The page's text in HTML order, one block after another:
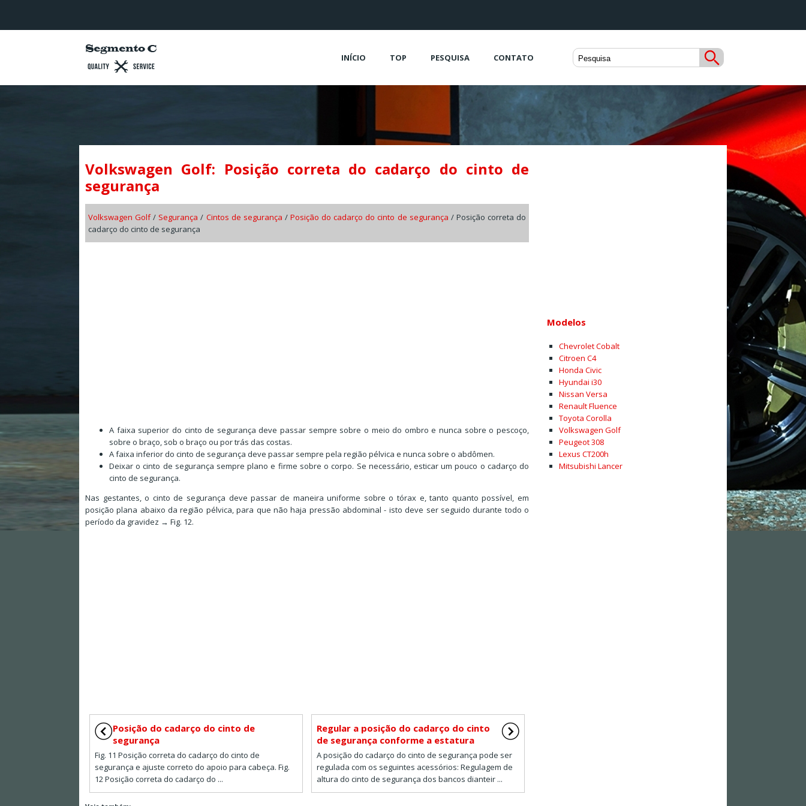
INÍCIO TOP PESQUISA CONTATO
Volkswagen Golf: Posição correta do cadarço do cinto de
segurança
Volkswagen Golf/ Segurança / Cintos de segurança / Posição do cadarço do cinto de segurança / Posição correta do
cadarço do cinto de segurança
A faixa superior do cinto de segurança deve passar sempre sobre o meio do ombro e nunca sobre o pescoço,
sobre o braço, sob o braço ou por trás das costas.
A faixa inferior do cinto de segurança deve passar sempre pela região pélvica e nunca sobre o abdômen.
Deixar o cinto de segurança sempre plano e firme sobre o corpo. Se necessário, esticar um pouco o cadarço do
cinto de segurança.
Nas gestantes, o cinto de segurança deve passar de maneira uniforme sobre o tórax e, tanto quanto possível, em
posição plana abaixo da região pélvica, para que não haja pressão abdominal - isto deve ser seguido durante todo o
período da gravidez → Fig. 12.
Posição do cadarço do cinto de
segurança
Fig. 11 Posição correta do cadarço do cinto de
segurança e ajuste correto do apoio para cabeça. Fig.
12 Posição correta do cadarço do ...
Regular a posição do cadarço do cinto
de segurança conforme a estatura
A posição do cadarço do cinto de segurança pode ser
regulada com os seguintes acessórios: Regulagem de
altura do cinto de segurança dos bancos dianteir ...
Modelos
Chevrolet Cobalt
Citroen C4
Honda Civic
Hyundai i30
Nissan Versa
Renault Fluence
Toyota Corolla
Volkswagen Golf
Peugeot 308
Lexus CT200h
Mitsubishi Lancer